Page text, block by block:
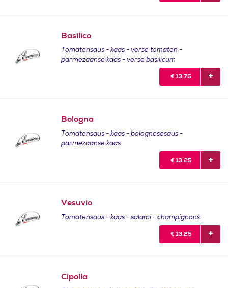
Basilico
Tomatensaus - kaas - verse tomaten -
parmezaanse kaas - verse basilicum
€ 13.75
Bologna
Tomatensaus - kaas - bolognesesaus -
parmezaanse kaas
€ 13.25
Vesuvio
Tomatensaus - kaas - salami - champignons
€ 13.25
Cipolla